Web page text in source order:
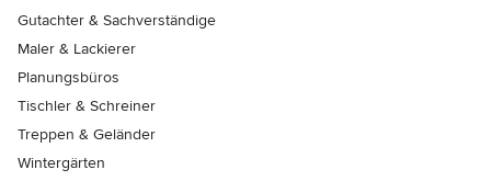
Gutachter & Sachverständige
Maler & Lackierer
Planungsbüros
Tischler & Schreiner
Treppen & Geländer
Wintergärten